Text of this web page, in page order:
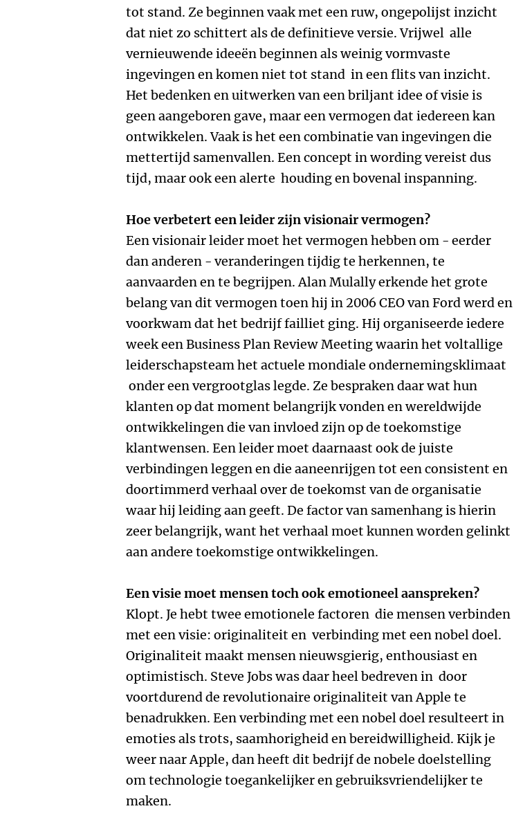
tot stand. Ze beginnen vaak met een ruw, ongepolijst inzicht
dat niet zo schittert als de definitieve versie. Vrijwel alle
vernieuwende ideeën beginnen als weinig vormvaste
ingevingen en komen niet tot stand in een flits van inzicht.
Het bedenken en uitwerken van een briljant idee of visie is
geen aangeboren gave, maar een vermogen dat iedereen kan
ontwikkelen. Vaak is het een combinatie van ingevingen die
mettertijd samenvallen. Een concept in wording vereist dus
tijd, maar ook een alerte houding en bovenal inspanning.
Hoe verbetert een leider zijn visionair vermogen?
Een visionair leider moet het vermogen hebben om - eerder
dan anderen - veranderingen tijdig te herkennen, te
aanvaarden en te begrijpen. Alan Mulally erkende het grote
belang van dit vermogen toen hij in 2006 CEO van Ford werd en
voorkwam dat het bedrijf failliet ging. Hij organiseerde iedere
week een Business Plan Review Meeting waarin het voltallige
leiderschapsteam het actuele mondiale ondernemingsklimaat
onder een vergrootglas legde. Ze bespraken daar wat hun
klanten op dat moment belangrijk vonden en wereldwijde
ontwikkelingen die van invloed zijn op de toekomstige
klantwensen. Een leider moet daarnaast ook de juiste
verbindingen leggen en die aaneenrijgen tot een consistent en
doortimmerd verhaal over de toekomst van de organisatie
waar hij leiding aan geeft. De factor van samenhang is hierin
zeer belangrijk, want het verhaal moet kunnen worden gelinkt
aan andere toekomstige ontwikkelingen.
Een visie moet mensen toch ook emotioneel aanspreken?
Klopt. Je hebt twee emotionele factoren die mensen verbinden
met een visie: originaliteit en verbinding met een nobel doel.
Originaliteit maakt mensen nieuwsgierig, enthousiast en
optimistisch. Steve Jobs was daar heel bedreven in door
voortdurend de revolutionaire originaliteit van Apple te
benadrukken. Een verbinding met een nobel doel resulteert in
emoties als trots, saamhorigheid en bereidwilligheid. Kijk je
weer naar Apple, dan heeft dit bedrijf de nobele doelstelling
om technologie toegankelijker en gebruiksvriendelijker te
maken.